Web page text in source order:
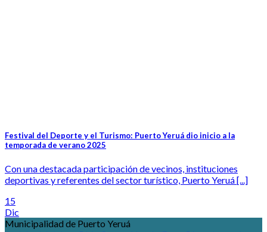
Festival del Deporte y el Turismo: Puerto Yeruá dio inicio a la
temporada de verano 2025
Con una destacada participación de vecinos, instituciones
deportivas y referentes del sector turístico, Puerto Yeruá [...]
15
Dic
Municipalidad de Puerto Yeruá